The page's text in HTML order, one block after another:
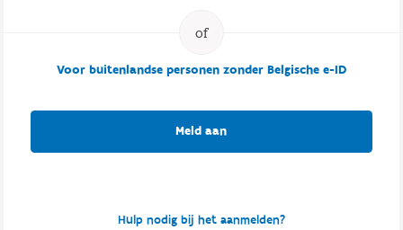
Voor buitenlandse personen zonder Belgische e-ID
Meld aan
Hulp nodig bij het aanmelden?